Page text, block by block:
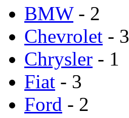
BMW- 2
Chevrolet - 3
Chrysler - 1
Fiat - 3
Ford - 2